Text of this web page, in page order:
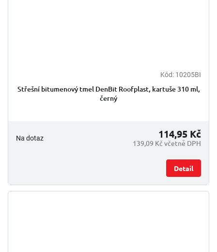
Kód: 10205BI
Střešní bitumenový tmel DenBit Roofplast, kartuše 310 ml,
černý
Na dotaz
139,09 Kč včetně DPH
114,95 Kč
Detail